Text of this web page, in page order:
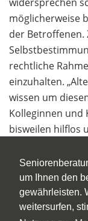
um Ihnen den
gewährleisten.
weitersurfen,
möglicherweise
der Betroffenen.
rechtliche
einzuhalten.
wissen um
Kolleginnen und
bisweilen hilflos
Mehr
das Ziel der
Helferinnen
dem
auseinander